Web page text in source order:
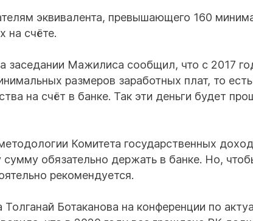
эквивалента, превышающего 160
на счёте.
заседании Мажилиса сообщил, что с 2017
размеров заработных плат, то
на счёт в банке. Так эти деньги будет
Комитета государственных
сумму обязательно держать в банке. Но,
рекомендуется.
Ботаканова на конференции по